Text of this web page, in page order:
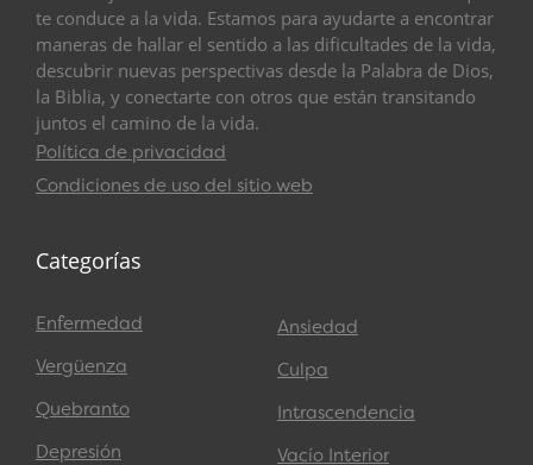
te conduce a la vida. Estamos para ayudarte a encontrar
maneras de hallar el sentido a las dificultades de la vida,
descubrir nuevas perspectivas desde la Palabra de Dios,
la Biblia, y conectarte con otros que están transitando
juntos el camino de la vida.
Política de privacidad
Condiciones de uso del sitio web
Categorías
Enfermedad
Vergüenza
Quebranto
Depresión
Ansiedad
Culpa
Intrascendencia
Vacío Interior